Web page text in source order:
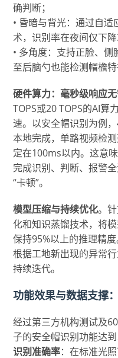
确判断；
• 昏暗与背光：通过自
术，识别率在夜间仅下降
• 多角度：支持正脸、
至后脑勺也能检测帽檐特
硬件算力：毫秒级响应
TOPS或20 TOPS的AI算
速。以安全帽识别为例
本地完成，单路视频检
定在100ms以内。这意
完成识别、判断、报警
“卡顿”。
模型压缩与持续优化。
化和知识蒸馏技术，将
保持95%以上的推理精
根据工地新出现的异常
持续迭代。
功能效果与数据支撑
经过第三方机构测试及
子的安全帽识别功能达到
识别准确率：在标准光